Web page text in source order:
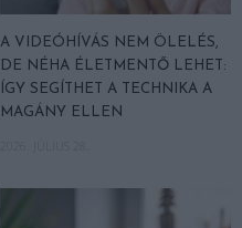
A VIDEÓHÍVÁS NEM ÖLELÉS,
DE NÉHA ÉLETMENTŐ LEHET:
ÍGY SEGÍTHET A TECHNIKA A
MAGÁNY ELLEN